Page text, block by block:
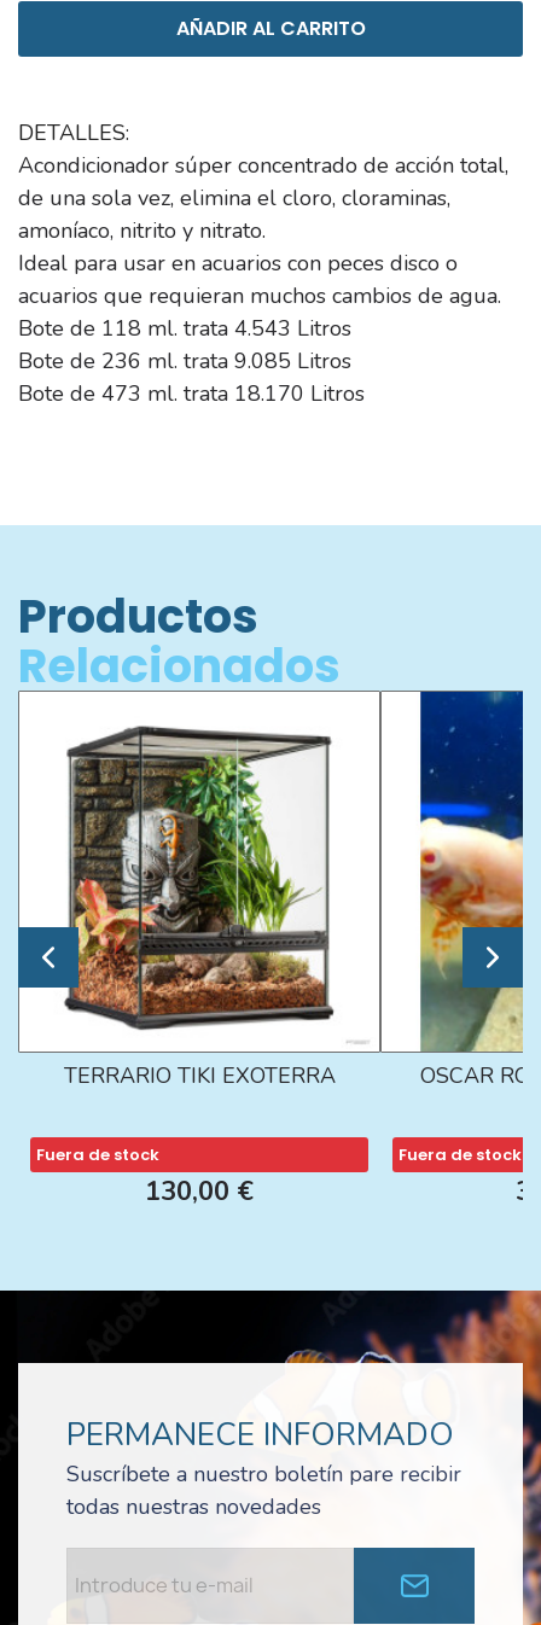
AÑADIR AL CARRITO
DETALLES:
Acondicionador súper concentrado de acción total,
de una sola vez, elimina el cloro, cloraminas,
amoníaco, nitrito y nitrato.
Ideal para usar en acuarios con peces disco o
acuarios que requieran muchos cambios de agua.
Bote de 118 ml. trata 4.543 Litros
Bote de 236 ml. trata 9.085 Litros
Bote de 473 ml. trata 18.170 Litros
Productos
Relacionados
TERRARIO TIKI EXOTERRA
Fuera de stock
130,00 €
OSCAR
Fuera de stock
PERMANECE INFORMADO
Suscríbete a nuestro boletín pare recibir
todas nuestras novedades